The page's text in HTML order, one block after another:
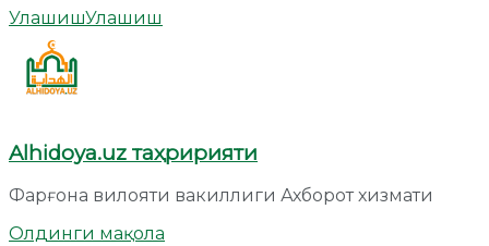
УлашишУлашиш
Alhidoya.uz таҳририяти
Фарғона вилояти вакиллиги Ахборот хизмати
Олдинги мақола